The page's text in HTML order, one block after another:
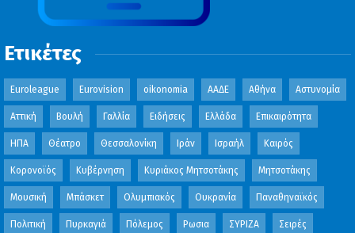
Ετικέτες
Euroleague Eurovision oikonomia ΑΑΔΕ Αθήνα Αστυνομία
Αττική Βουλή Γαλλία Ειδήσεις Ελλάδα Επικαιρότητα
ΗΠΑ Θέατρο Θεσσαλονίκη Ιράν Ισραήλ Καιρός
Κορονοϊός Κυβέρνηση Κυριάκος Μητσοτάκης Μητσοτάκης
Μουσική Μπάσκετ Ολυμπιακός Ουκρανία Παναθηναϊκός
Πολιτική Πυρκαγιά Πόλεμος Ρωσια ΣΥΡΙΖΑ Σειρές